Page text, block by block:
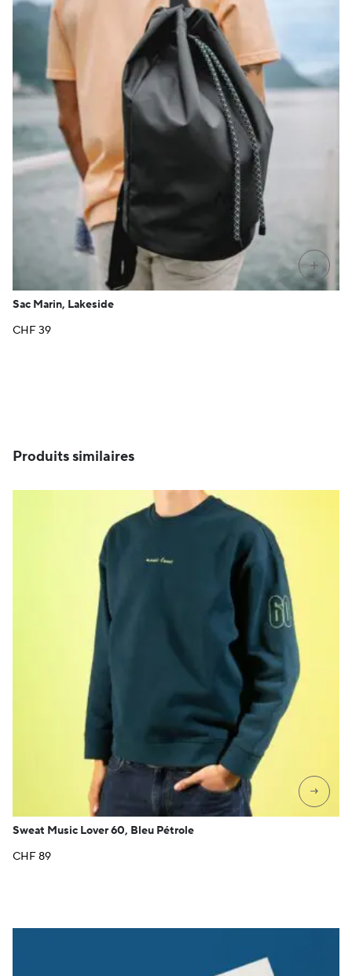
+
Sac Marin, Lakeside
CHF39
Produits similaires
→
Sweat Music Lover 60, Bleu Pétrole
CHF89